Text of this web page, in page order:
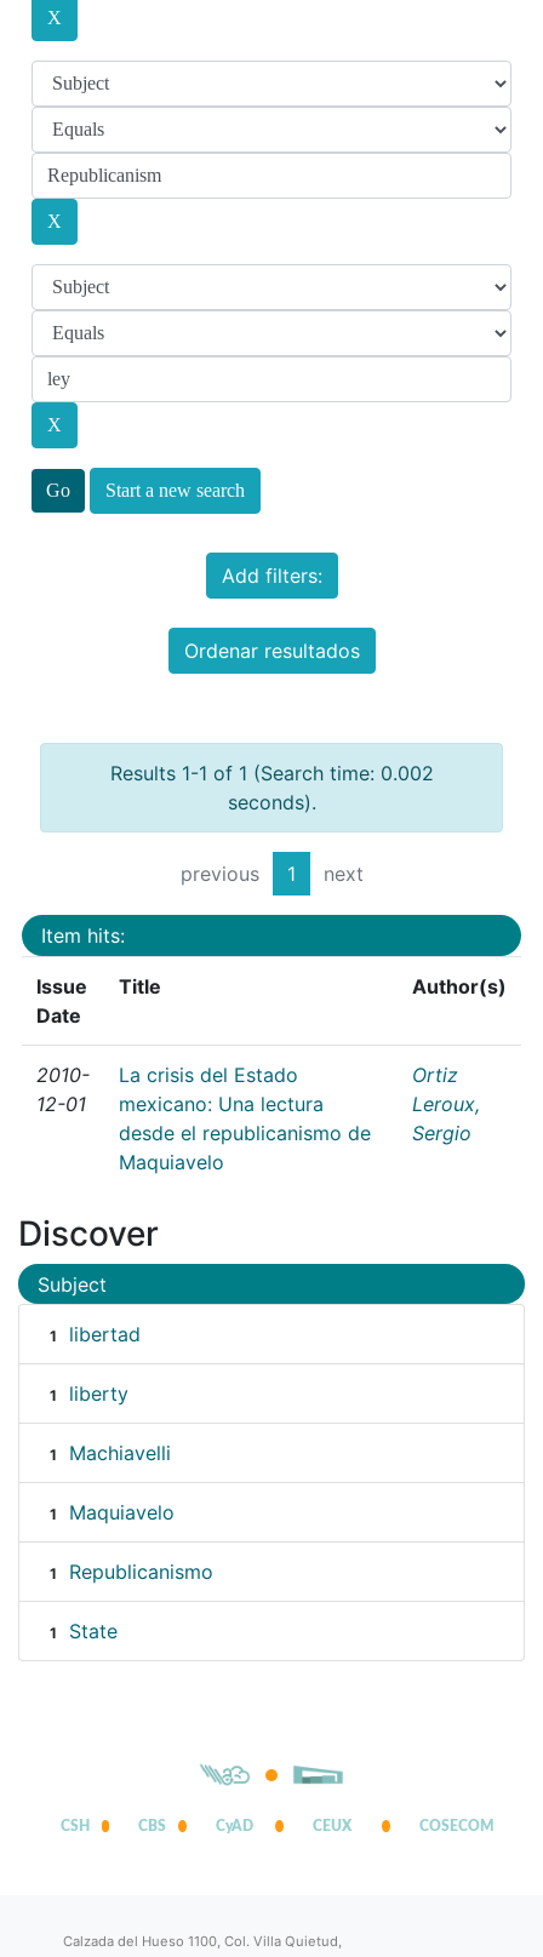
Start a new search
Add filters:
Ordenar resultados
Results 1-1 of 1 (Search time: 0.002
seconds).
previous 1 next
Item hits:
Issue
Date
Title Author(s)
2010-
12-01
La crisis del Estado
mexicano: Una lectura
desde el republicanismo de
Maquiavelo
Ortiz
Leroux,
Sergio
Discover
Subject
1 libertad
1 liberty
1 Machiavelli
1 Maquiavelo
1 Republicanismo
1 State
CSH CBS CyAD CEUX COSECOM
Calzada del Hueso 1100, Col. Villa Quietud,